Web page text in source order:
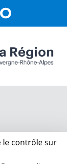
le contrôle sur